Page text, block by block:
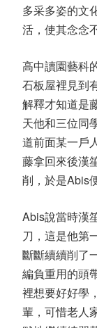
多采多姿的文
活，使其念念
高中讀園藝科
石板屋裡見到
解釋才知道是
天他和三位同
道前面某一戶
藤拿回來後漢
削，於是Abis
Abis說當時漢
刀，這是他第
斷斷續續削了
編負重用的頭
裡想要好好學
輩，可惜老人